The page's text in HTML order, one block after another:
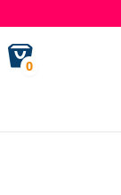
0